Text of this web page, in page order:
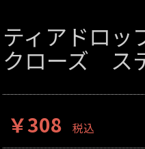
ティアドロ
クローズ ス
￥308 税込